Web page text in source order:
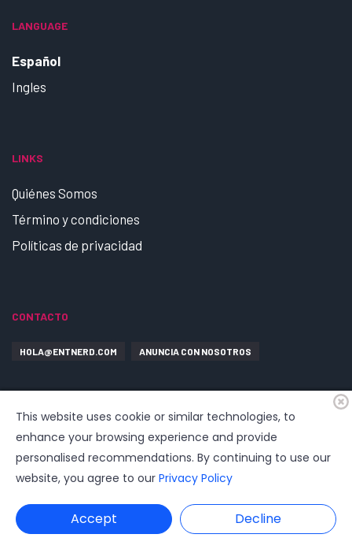
LANGUAGE
Español
Ingles
LINKS
Quiénes Somos
Término y condiciones
Políticas de privacidad
CONTACTO
HOLA@ENTNERD.COM ANUNCIA CON NOSOTROS
www.dast.cl
This website uses cookie or similar technologies, to
enhance your browsing experience and provide
personalised recommendations. By continuing to use our
website, you agree to our Privacy Policy
Accept Decline